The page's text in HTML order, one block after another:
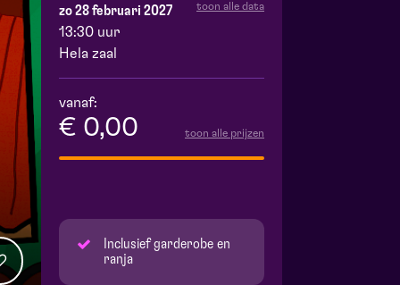
zo 28 februari 2027 toon alle data
13:30 uur
Hela zaal
vanaf:
€ 0,00 toon alle prijzen
Inclusief garderobe en
ranja